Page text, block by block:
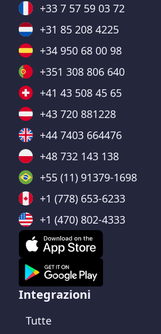
+33 7 57 59 03 72
+31 85 208 4225
+34 950 68 00 98
+351 308 806 640
+41 43 508 45 65
+43 720 881228
+44 7403 664476
+48 732 143 138
+55 (11) 91379-1698
+1 (778) 653-6233
+1 (470) 802-4333
Integrazioni
Tutte